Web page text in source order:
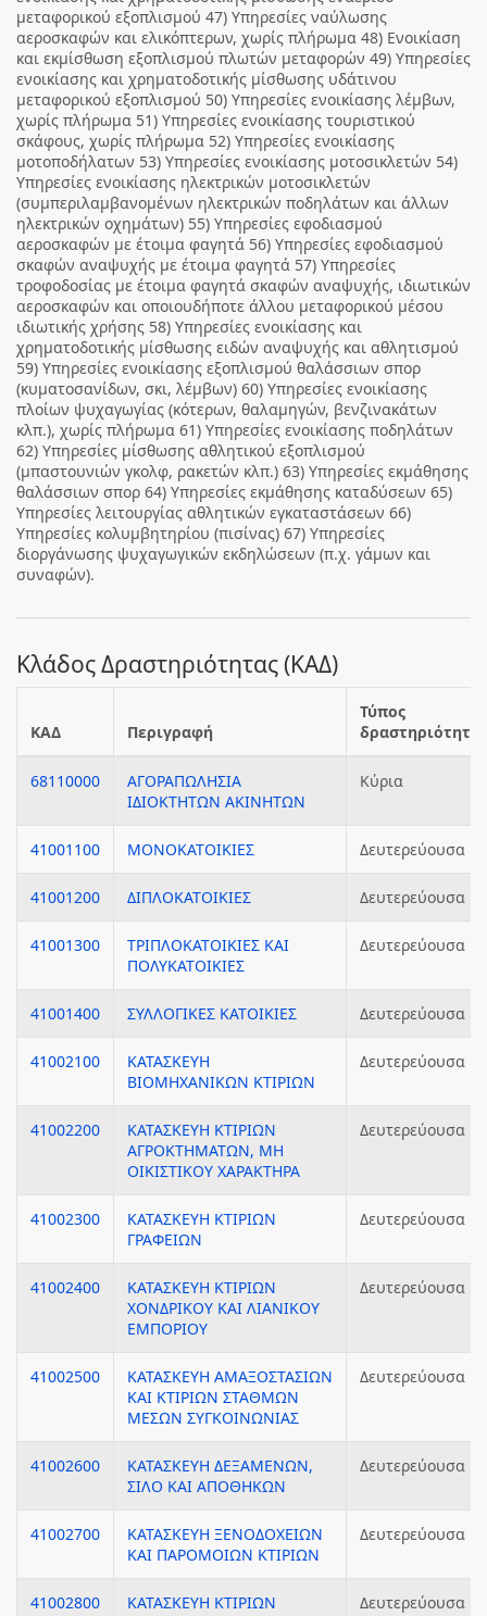
μεταφορικού εξοπλισμού 47) Υπηρεσίες ναύλωσης
αεροσκαφών και ελικόπτερων, χωρίς πλήρωμα 48) Ενοικίαση
και εκμίσθωση εξοπλισμού πλωτών μεταφορών 49) Υπηρεσίες
ενοικίασης και χρηματοδοτικής μίσθωσης υδάτινου
μεταφορικού εξοπλισμού 50) Υπηρεσίες ενοικίασης λέμβων,
χωρίς πλήρωμα 51) Υπηρεσίες ενοικίασης τουριστικού
σκάφους, χωρίς πλήρωμα 52) Υπηρεσίες ενοικίασης
μοτοποδήλατων 53) Υπηρεσίες ενοικίασης μοτοσικλετών 54)
Υπηρεσίες ενοικίασης ηλεκτρικών μοτοσικλετών
(συμπεριλαμβανομένων ηλεκτρικών ποδηλάτων και άλλων
ηλεκτρικών οχημάτων) 55) Υπηρεσίες εφοδιασμού
αεροσκαφών με έτοιμα φαγητά 56) Υπηρεσίες εφοδιασμού
σκαφών αναψυχής με έτοιμα φαγητά 57) Υπηρεσίες
τροφοδοσίας με έτοιμα φαγητά σκαφών αναψυχής, ιδιωτικών
αεροσκαφών και οποιουδήποτε άλλου μεταφορικού μέσου
ιδιωτικής χρήσης 58) Υπηρεσίες ενοικίασης και
χρηματοδοτικής μίσθωσης ειδών αναψυχής και αθλητισμού
59) Υπηρεσίες ενοικίασης εξοπλισμού θαλάσσιων σπορ
(κυματοσανίδων, σκι, λέμβων) 60) Υπηρεσίες ενοικίασης
πλοίων ψυχαγωγίας (κότερων, θαλαμηγών, βενζινακάτων
κλπ.), χωρίς πλήρωμα 61) Υπηρεσίες ενοικίασης ποδηλάτων
62) Υπηρεσίες μίσθωσης αθλητικού εξοπλισμού
(μπαστουνιών γκολφ, ρακετών κλπ.) 63) Υπηρεσίες εκμάθησης
θαλάσσιων σπορ 64) Υπηρεσίες εκμάθησης καταδύσεων 65)
Υπηρεσίες λειτουργίας αθλητικών εγκαταστάσεων 66)
Υπηρεσίες κολυμβητηρίου (πισίνας) 67) Υπηρεσίες
διοργάνωσης ψυχαγωγικών εκδηλώσεων (π.χ. γάμων και
συναφών).
Κλάδος Δραστηριότητας (ΚΑΔ)
ΚΑΔ Περιγραφή
Τύπος
δραστηριότητας
68110000
ΑΓΟΡΑΠΩΛΗΣΙΑ
ΙΔΙΟΚΤΗΤΩΝ ΑΚΙΝΗΤΩΝ
Κύρια
41001100 ΜΟΝΟΚΑΤΟΙΚΙΕΣ Δευτερεύουσα
41001200 ΔΙΠΛΟΚΑΤΟΙΚΙΕΣ Δευτερεύουσα
41001300
ΤΡΙΠΛΟΚΑΤΟΙΚΙΕΣ ΚΑΙ
ΠΟΛΥΚΑΤΟΙΚΙΕΣ
Δευτερεύουσα
41001400 ΣΥΛΛΟΓΙΚΕΣ ΚΑΤΟΙΚΙΕΣ Δευτερεύουσα
41002100
ΚΑΤΑΣΚΕΥΗ
ΒΙΟΜΗΧΑΝΙΚΩΝ ΚΤΙΡΙΩΝ
Δευτερεύουσα
41002200
ΚΑΤΑΣΚΕΥΗ ΚΤΙΡΙΩΝ
ΑΓΡΟΚΤΗΜΑΤΩΝ, ΜΗ
ΟΙΚΙΣΤΙΚΟΥ ΧΑΡΑΚΤΗΡΑ
Δευτερεύουσα
41002300
ΚΑΤΑΣΚΕΥΗ ΚΤΙΡΙΩΝ
ΓΡΑΦΕΙΩΝ
Δευτερεύουσα
41002400
ΚΑΤΑΣΚΕΥΗ ΚΤΙΡΙΩΝ
ΧΟΝΔΡΙΚΟΥ ΚΑΙ ΛΙΑΝΙΚΟΥ
ΕΜΠΟΡΙΟΥ
Δευτερεύουσα
41002500
ΚΑΤΑΣΚΕΥΗ ΑΜΑΞΟΣΤΑΣΙΩΝ
ΚΑΙ ΚΤΙΡΙΩΝ ΣΤΑΘΜΩΝ
ΜΕΣΩΝ ΣΥΓΚΟΙΝΩΝΙΑΣ
Δευτερεύουσα
41002600
ΚΑΤΑΣΚΕΥΗ ΔΕΞΑΜΕΝΩΝ,
ΣΙΛΟ ΚΑΙ ΑΠΟΘΗΚΩΝ
Δευτερεύουσα
41002700
ΚΑΤΑΣΚΕΥΗ ΞΕΝΟΔΟΧΕΙΩΝ
ΚΑΙ ΠΑΡΟΜΟΙΩΝ ΚΤΙΡΙΩΝ
Δευτερεύουσα
41002800
ΚΑΤΑΣΚΕΥΗ ΚΤΙΡΙΩΝ
Δευτερεύουσα